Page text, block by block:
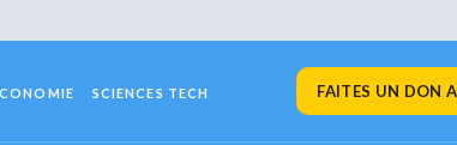
SCIENCES TECH FAITES UN DON